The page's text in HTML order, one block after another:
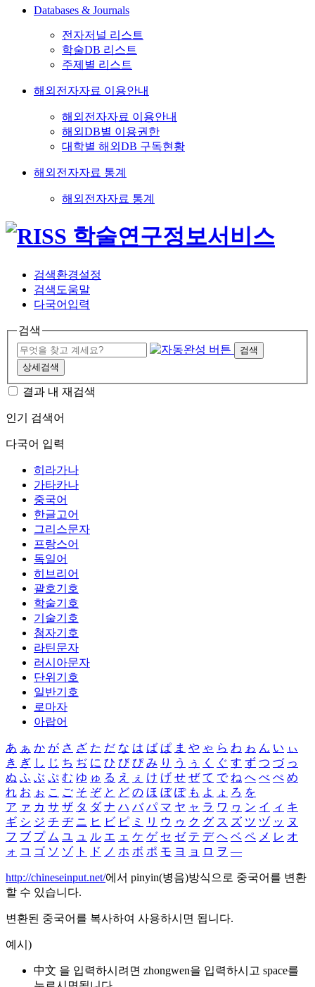
Databases & Journals
전자저널 리스트
학술DB 리스트
주제별 리스트
해외전자자료 이용안내
해외전자자료 이용안내
해외DB별 이용권한
대학별 해외DB 구독현황
해외전자자료 통계
해외전자자료 통계
검색환경설정
검색도움말
다국어입력
검색
검색
상세검색
결과 내 재검색
인기 검색어
다국어 입력
히라가나
가타카나
중국어
한글고어
그리스문자
프랑스어
독일어
히브리어
괄호기호
학술기호
기술기호
첨자기호
라틴문자
러시아문자
단위기호
일반기호
로마자
아랍어
あ ぁ か が さ ざ た だ な は ば ぱ ま や ゃ ら わ ゎ ん い ぃ
き ぎ し じ ち ぢ に ひ び ぴ み り う ぅ く ぐ す ず つ づ っ
ぬ ふ ぶ ぷ む ゆ ゅ る え ぇ け げ せ ぜ て で ね へ べ ぺ め
れ お ぉ こ ご そ ぞ と ど の ほ ぼ ぽ も よ ょ ろ を
ア ァ カ サ ザ タ ダ ナ ハ バ パ マ ヤ ャ ラ ワ ヮ ン イ ィ キ
ギ シ ジ チ ヂ ニ ヒ ビ ピ ミ リ ウ ゥ ク グ ス ズ ツ ヅ ッ ヌ
フ ブ プ ム ユ ュ ル エ ェ ケ ゲ セ ゼ テ デ ヘ ベ ペ メ レ オ
ォ コ ゴ ソ ゾ ト ド ノ ホ ボ ポ モ ヨ ョ ロ ヲ ―
http://chineseinput.net/에서 pinyin(병음)방식으로 중국어를 변환
할 수 있습니다.
변환된 중국어를 복사하여 사용하시면 됩니다.
예시)
中文 을 입력하시려면 zhongwen을 입력하시고 space를